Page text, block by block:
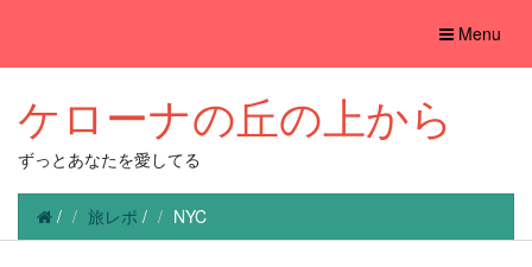
Toggle
Menu
ケローナの丘の上から
ずっとあなたを愛してる
/ 旅レポ / NYC